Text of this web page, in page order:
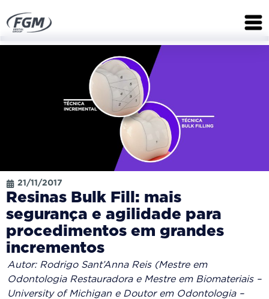
21/11/2017
Resinas Bulk Fill: mais
segurança e agilidade para
procedimentos em grandes
incrementos
Autor: Rodrigo Sant’Anna Reis (Mestre em
Odontologia Restauradora e Mestre em Biomateriais –
University of Michigan e Doutor em Odontologia –